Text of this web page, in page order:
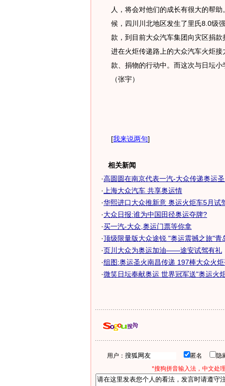
人，将会对他们的成长有很大的帮
候，四川川北地区发生了里氏8.0级
款，到目前大众汽车集团向灾区捐
进在火炬传递路上的大众汽车火炬
款、捐物的行动中。而这次与日坛小
（张宇）
[我来说两句]
相关新闻
·高圆圆在南京代表一汽-大众传递奥运圣
· 上海大众汽车 共享奥运情
·华熙进口大众推新意 奥运火炬车5月试
·大众日报:谁为中国田径奥运夺牌?
·买一汽-大众,奥运门票等你拿
·顶级限量版大众途锐 "奥运震撼之旅"青
·页川大众为奥运加油——途安试驾有礼
·组图:奥运圣火南昌传递 197棒大众火
·微笑日坛奉献奥运 世界冠军送"奥运火炬
用户： 匿名 隐
*搜狗拼音输入法，中文处